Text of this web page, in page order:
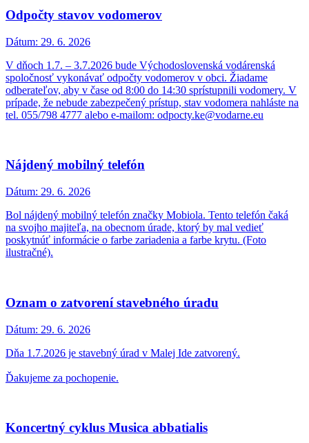
Odpočty stavov vodomerov
Dátum: 29. 6. 2026
V dňoch 1.7. – 3.7.2026 bude Východoslovenská vodárenská
spoločnosť vykonávať odpočty vodomerov v obci. Žiadame
odberateľov, aby v čase od 8:00 do 14:30 sprístupnili vodomery. V
prípade, že nebude zabezpečený prístup, stav vodomera nahláste na
tel. 055/798 4777 alebo e-mailom: odpocty.ke@vodarne.eu
Nájdený mobilný telefón
Dátum: 29. 6. 2026
Bol nájdený mobilný telefón značky Mobiola. Tento telefón čaká
na svojho majiteľa, na obecnom úrade, ktorý by mal vedieť
poskytnúť informácie o farbe zariadenia a farbe krytu. (Foto
ilustračné).
Oznam o zatvorení stavebného úradu
Dátum: 29. 6. 2026
Dňa 1.7.2026 je stavebný úrad v Malej Ide zatvorený.
Ďakujeme za pochopenie.
Koncertný cyklus Musica abbatialis